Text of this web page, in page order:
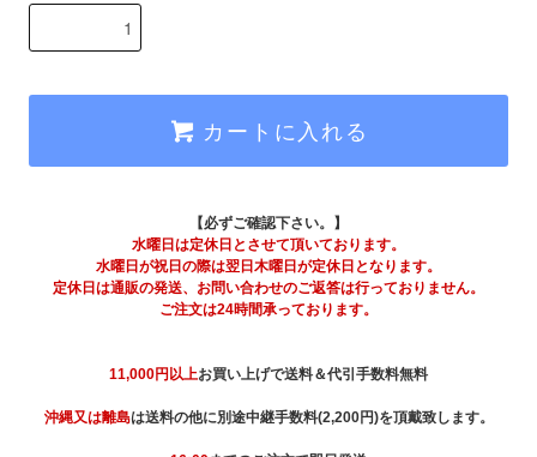
カートに入れる
【必ずご確認下さい。】
水曜日は定休日とさせて頂いております。
水曜日が祝日の際は翌日木曜日が定休日となります。
定休日は通販の発送、お問い合わせのご返答は行っておりません。
ご注文は24時間承っております。
11,000円以上お買い上げで送料＆代引手数料無料
沖縄又は離島は送料の他に別途中継手数料(2,200円)を頂戴致します。